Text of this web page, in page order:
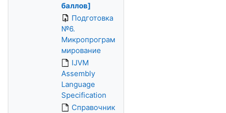
баллов]
Подготовка
№6.
Микропрограм
мирование
IJVM
Assembly
Language
Specification
Справочник